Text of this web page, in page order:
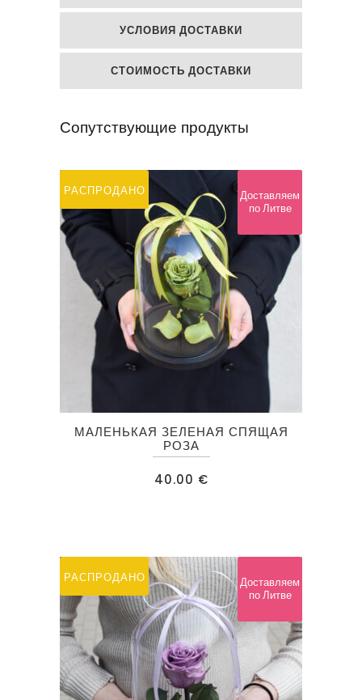
гипсофилы
УСЛОВИЯ ДОСТАВКИ
СТОИМОСТЬ ДОСТАВКИ
Сопутствующие продукты
РАСПРОДАНО
МАЛЕНЬКАЯ ЗЕЛЕНАЯ СПЯЩАЯ
РОЗА
40.00 €
Доставляем
по Литве
РАСПРОДАНО
Доставляем
по Литве